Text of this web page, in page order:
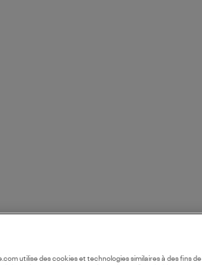
utilise des cookies et technologies similaires à des fins